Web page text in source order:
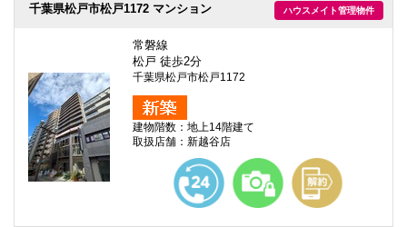
ハウスメイト管理物件
千葉県松戸市松戸1172 マンション
常磐線
松戸 徒歩2分
千葉県松戸市松戸1172
建物階数：地上14階建て
取扱店舗：新越谷店